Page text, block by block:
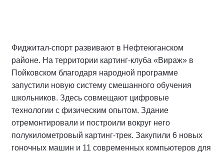
Фиджитал-спорт развивают в Нефтеюганском
районе. На территории картинг-клуба «Вираж» в
Пойковском благодаря народной программе
запустили новую систему смешанного обучения
школьников. Здесь совмещают цифровые
технологии с физическим опытом. Здание
отремонтировали и построили вокруг него
полукилометровый картинг-трек. Закупили 6 новых
гоночных машин и 11 современных компьютеров для